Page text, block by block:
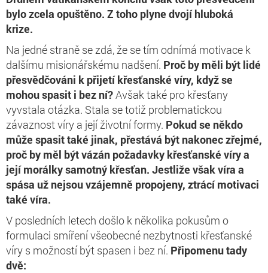
bylo zcela opuštěno. Z toho plyne dvojí hluboká
krize.
Na jedné straně se zdá, že se tím odnímá motivace k
dalšímu misionářskému nadšení. Proč by měli být lidé
přesvědčováni k přijetí křesťanské víry, když se
mohou spasit i bez ní?Avšak také pro křesťany
vyvstala otázka. Stala se totiž problematickou
závaznost víry a její životní formy. Pokud se někdo
může spasit také jinak, přestává být nakonec zřejmé,
proč by měl být vázán požadavky křesťanské víry a
její morálky samotný křesťan. Jestliže však víra a
spása už nejsou vzájemně propojeny, ztrácí motivaci
také víra.
V posledních letech došlo k několika pokusům o
formulaci smíření všeobecné nezbytnosti křesťanské
víry s možností být spasen i bez ní. Připomenu tady
dvě: